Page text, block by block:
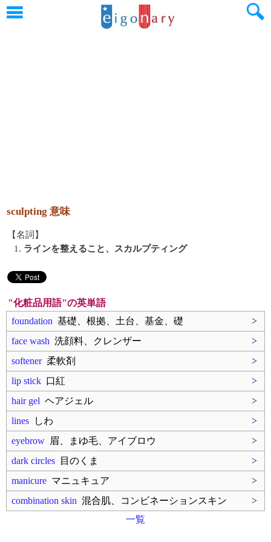
sculpting 意味
【名詞】
1. ラインを整えること、スカルプティング
"化粧品用語"の英単語
foundation 基礎、根拠、土台、基金、礎
>
face wash 洗顔料、クレンザー
>
softener柔軟剤
>
lip stick 口紅
>
hair gel ヘアジェル
>
lines しわ
>
eyebrow 眉、まゆ毛、アイブロウ
>
dark circles 目のくま
>
manicure マニュキュア
>
combination skin 混合肌、コンビネーションスキン
>
一覧